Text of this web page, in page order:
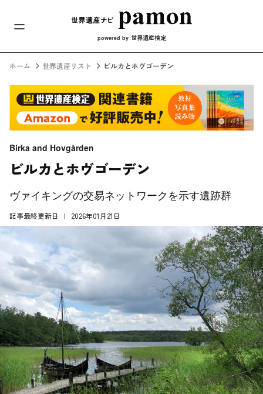
メインナビ
powered by 世界遺産検定
ホーム 世界遺産リスト ビルカとホヴゴーデン
Birka and Hovgården
ビルカとホヴゴーデン
ヴァイキングの交易ネットワークを示す遺跡群
記事最終更新日 2026年01月21日